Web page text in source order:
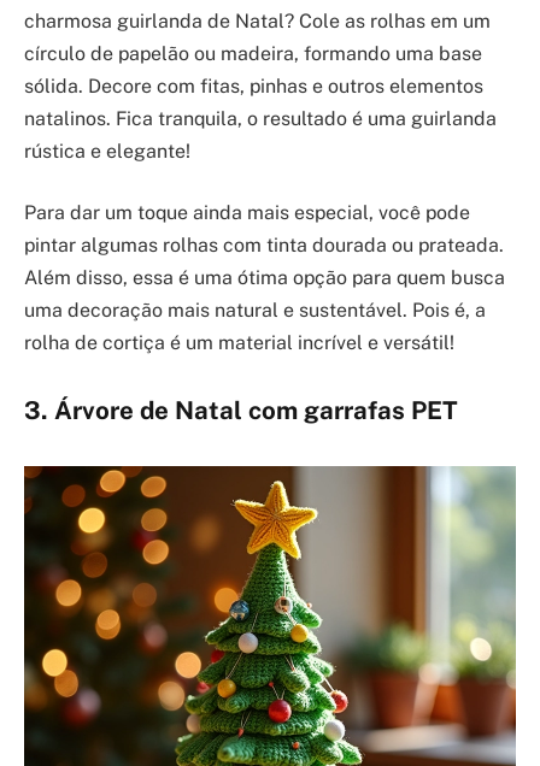
charmosa guirlanda de Natal? Cole as rolhas em um
círculo de papelão ou madeira, formando uma base
sólida. Decore com fitas, pinhas e outros elementos
natalinos. Fica tranquila, o resultado é uma guirlanda
rústica e elegante!
Para dar um toque ainda mais especial, você pode
pintar algumas rolhas com tinta dourada ou prateada.
Além disso, essa é uma ótima opção para quem busca
uma decoração mais natural e sustentável. Pois é, a
rolha de cortiça é um material incrível e versátil!
3. Árvore de Natal com garrafas PET